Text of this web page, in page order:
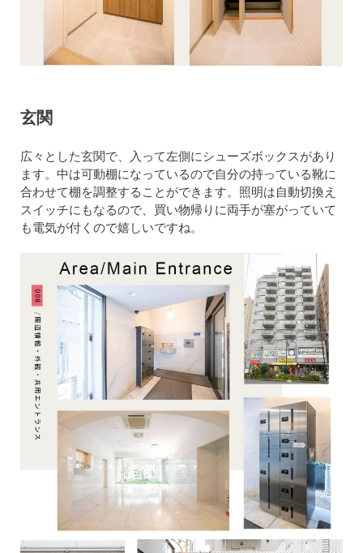
玄関
広々とした玄関で、入って左側にシューズボックスがあり
ます。中は可動棚になっているので自分の持っている靴に
合わせて棚を調整することができます。照明は自動切換え
スイッチにもなるので、買い物帰りに両手が塞がっていて
も電気が付くので嬉しいですね。